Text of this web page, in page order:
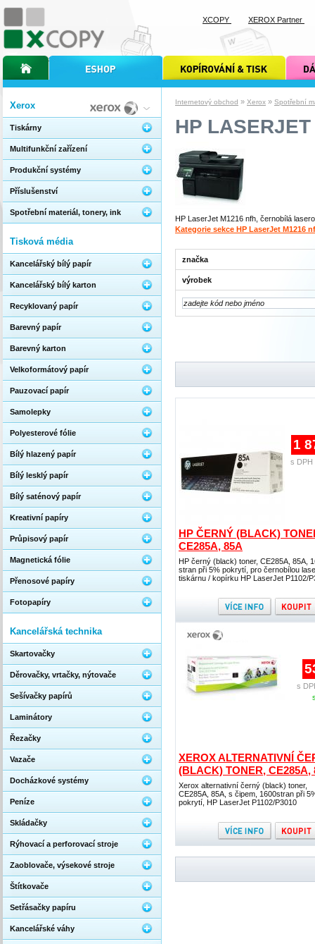
Internetový obchod » Xerox » Spotřební
HP
HP LaserJet M1216 nfh, černobílá
Kategorie sekce HP LaserJet M1216
značka
výrobek
HP ČERNÝ (BLACK)
CE285A, 85A
HP černý (black) toner, CE285A, 85A,
stran při 5% pokrytí, pro černobílou
tiskárnu / kopírku HP LaserJet P1102/
1
s DPH
XEROX ALTERNATIVNÍ
(BLACK) TONER, CE285A,
Xerox alternativní černý (black) toner,
CE285A, 85A, s čipem, 1600stran při
pokrytí, HP LaserJet P1102/P3010
s
Xerox
Tiskárny
Multifunkční zařízení
Produkční systémy
Příslušenství
Spotřební materiál, tonery, ink
Tisková média
Kancelářský bílý papír
Kancelářský bílý karton
Recyklovaný papír
Barevný papír
Barevný karton
Velkoformátový papír
Pauzovací papír
Samolepky
Polyesterové fólie
Bílý hlazený papír
Bílý lesklý papír
Bílý saténový papír
Kreativní papíry
Průpisový papír
Magnetická fólie
Přenosové papíry
Fotopapíry
Kancelářská technika
Skartovačky
Děrovačky, vrtačky, nýtovače
Sešívačky papírů
Laminátory
Řezačky
Vazače
Docházkové systémy
Peníze
Skládačky
Rýhovací a perforovací stroje
Zaoblovače, výsekové stroje
Štítkovače
Setřásačky papíru
Kancelářské váhy
úvodní stránka xcopyinternetový obchod xcopy kopírování a tisk xcopy dárkové
XCOPY XEROX Partner